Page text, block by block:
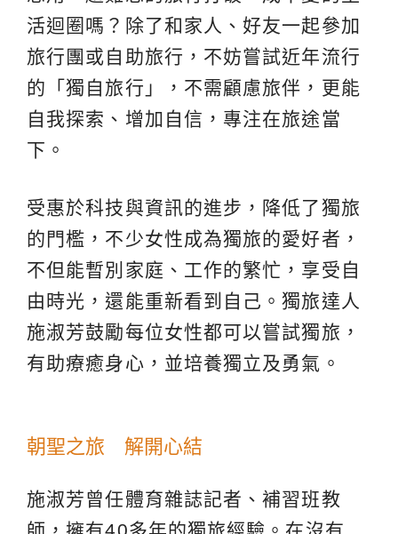
活迴圈嗎？除了和家人、好友一起參加
旅行團或自助旅行，不妨嘗試近年流行
的「獨自旅行」，不需顧慮旅伴，更能
自我探索、增加自信，專注在旅途當
下。
受惠於科技與資訊的進步，降低了獨旅
的門檻，不少女性成為獨旅的愛好者，
不但能暫別家庭、工作的繁忙，享受自
由時光，還能重新看到自己。獨旅達人
施淑芳鼓勵每位女性都可以嘗試獨旅，
有助療癒身心，並培養獨立及勇氣。
朝聖之旅 解開心結
施淑芳曾任體育雜誌記者、補習班教
師，擁有40多年的獨旅經驗。在沒有